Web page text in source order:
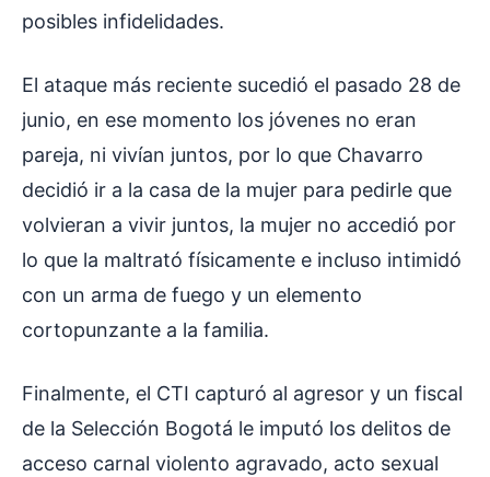
posibles infidelidades.
El ataque más reciente sucedió el pasado 28 de
junio, en ese momento los jóvenes no eran
pareja, ni vivían juntos, por lo que Chavarro
decidió ir a la casa de la mujer para pedirle que
volvieran a vivir juntos, la mujer no accedió por
lo que la maltrató físicamente e incluso intimidó
con un arma de fuego y un elemento
cortopunzante a la familia.
Finalmente, el CTI capturó al agresor y un fiscal
de la Selección Bogotá le imputó los delitos de
acceso carnal violento agravado, acto sexual